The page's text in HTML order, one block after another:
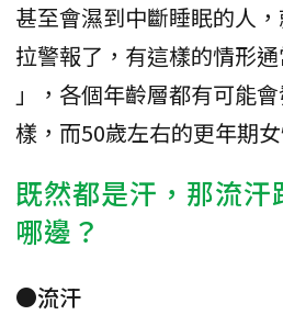
甚至會濕到中斷睡眠的人
拉警報了，有這樣的情形
」，各個年齡層都有可能
樣，而50歲左右的更年期
既然都是汗，那流
哪邊？
●流汗